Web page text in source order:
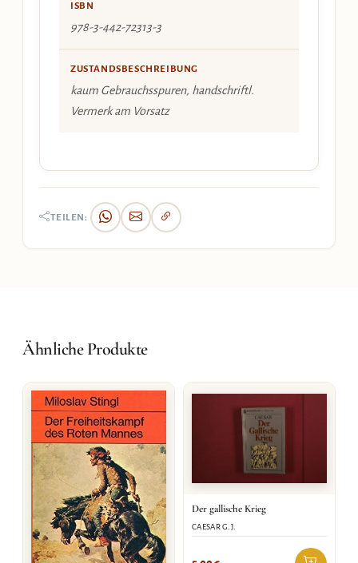
ISBN
978-3-442-72313-3
ZUSTANDSBESCHREIBUNG
kaum Gebrauchsspuren, handschriftl.
Vermerk am Vorsatz
TEILEN:
Ähnliche Produkte
Der gallische Krieg
CAESAR G.J.